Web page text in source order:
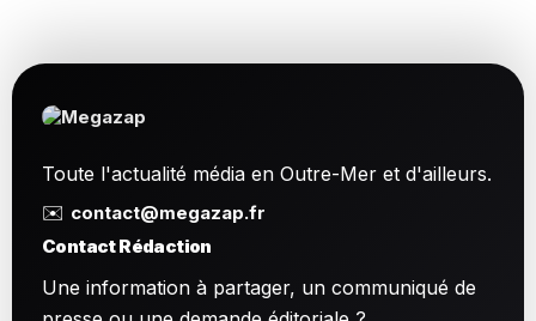
Toute l'actualité média en Outre-Mer et d'ailleurs.
✉️ contact@megazap.fr
Contact Rédaction
Une information à partager, un communiqué de